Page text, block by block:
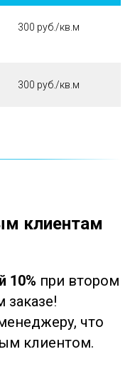
300 руб./кв.м
300 руб./кв.м
клиентам
10% при втором
что
клиентом.